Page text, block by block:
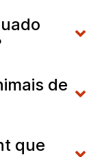
de
que